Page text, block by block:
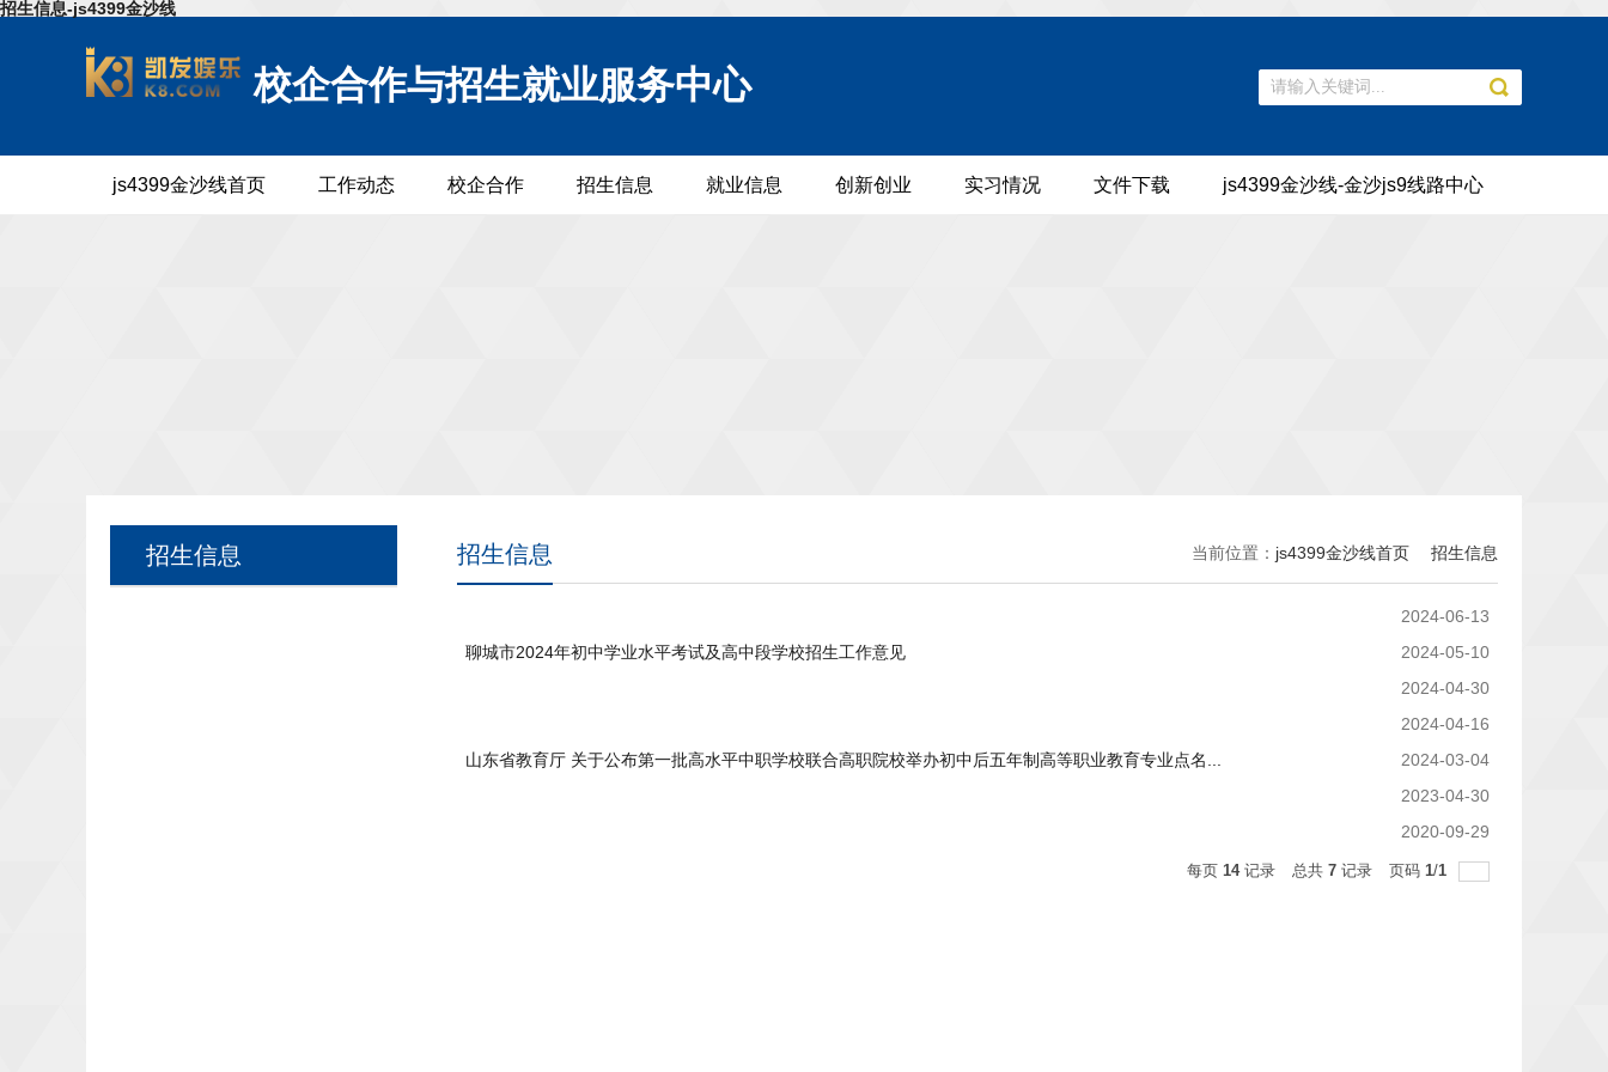
招生信息-js4399金沙线
校企合作与招生就业服务中心
js4399金沙线首页 工作动态 校企合作 招生信息 就业信息 创新创业 实习情况 文件下载 js4399金沙线-金沙js9线路中心
招生信息 当前位置： js4399金沙线首页 招生信息
招生信息
2024-06-13
聊城市2024年初中学业水平考试及高中段学校招生工作意见
2024-05-10
2024-04-30
2024-04-16
山东省教育厅 关于公布第一批高水平中职学校联合高职院校举办初中后五年制高等职业教育专业点名...
2024-03-04
2023-04-30
2020-09-29
每页 14记录 总共 7 记录 页码 1/1